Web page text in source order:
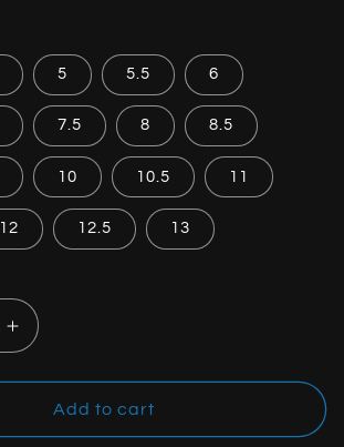
5 5.5 6
7.5 8 8.5
10 10.5 11
12 12.5 13
Increase
quantity
for
YEEZY
BOOST
Add to cart